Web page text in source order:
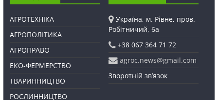
АГРОТЕХНІКА
АГРОПОЛІТИКА
АГРОПРАВО
ЕКО-ФЕРМЕРСТВО
ТВАРИННИЦТВО
РОСЛИННИЦТВО
Україна, м. Рівне, пров.
Робітничий, 6а
+38 067 364 71 72
agroc.news@gmail.com
Зворотній зв’язок